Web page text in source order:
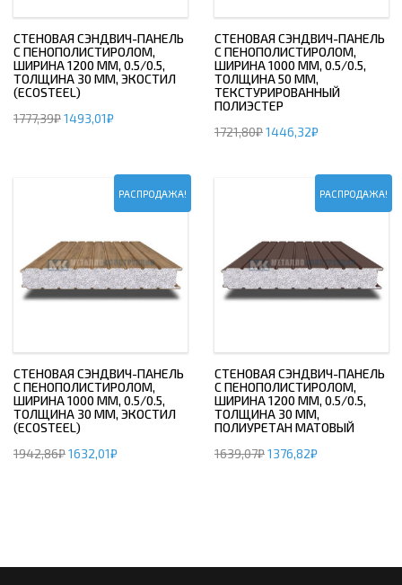
СТЕНОВАЯ СЭНДВИЧ-ПАНЕЛЬ
С ПЕНОПОЛИСТИРОЛОМ,
ШИРИНА 1200 ММ, 0.5/0.5,
ТОЛЩИНА 30 ММ, ЭКОСТИЛ
(ECOSTEEL)
1777,39₽1493,01₽
СТЕНОВАЯ СЭНДВИЧ-ПАНЕЛЬ
С ПЕНОПОЛИСТИРОЛОМ,
ШИРИНА 1000 ММ, 0.5/0.5,
ТОЛЩИНА 50 ММ,
ТЕКСТУРИРОВАННЫЙ
ПОЛИЭСТЕР
1721,80₽1446,32₽
РАСПРОДАЖА!
СТЕНОВАЯ СЭНДВИЧ-ПАНЕЛЬ
С ПЕНОПОЛИСТИРОЛОМ,
ШИРИНА 1000 ММ, 0.5/0.5,
ТОЛЩИНА 30 ММ, ЭКОСТИЛ
(ECOSTEEL)
1942,86₽1632,01₽
РАСПРОДАЖА!
СТЕНОВАЯ СЭНДВИЧ-ПАНЕЛЬ
С ПЕНОПОЛИСТИРОЛОМ,
ШИРИНА 1200 ММ, 0.5/0.5,
ТОЛЩИНА 30 ММ,
ПОЛИУРЕТАН МАТОВЫЙ
1639,07₽1376,82₽